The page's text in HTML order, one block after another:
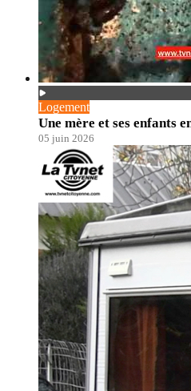
Logement
Une mère et ses enfants
05 juin 2026